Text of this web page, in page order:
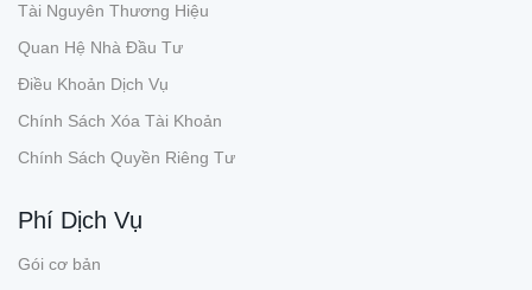
Tài Nguyên Thương Hiệu
Quan Hệ Nhà Đầu Tư
Điều Khoản Dịch Vụ
Chính Sách Xóa Tài Khoản
Chính Sách Quyền Riêng Tư
Phí Dịch Vụ
Gói cơ bản